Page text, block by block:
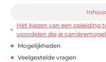
Het kiezen van een opleiding
voordelen die je
Mogelijkheden
Veelgestelde vragen